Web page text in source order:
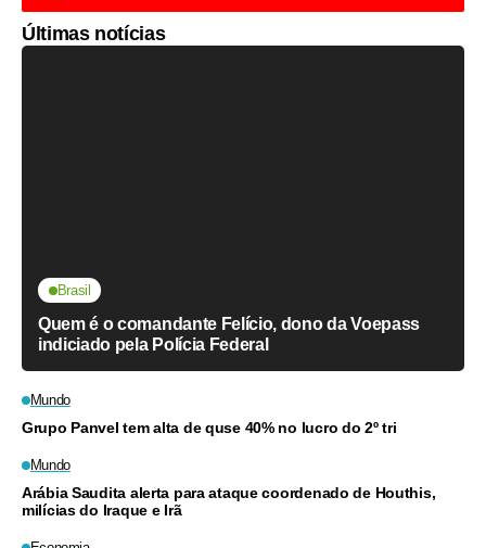
Últimas notícias
Brasil
Quem é o comandante Felício, dono da Voepass
indiciado pela Polícia Federal
Mundo
Grupo Panvel tem alta de quse 40% no lucro do 2º tri
Mundo
Arábia Saudita alerta para ataque coordenado de Houthis,
milícias do Iraque e Irã